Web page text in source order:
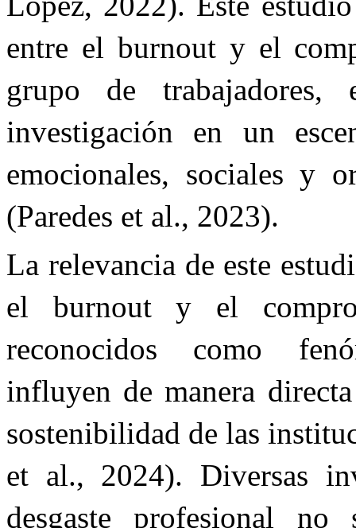
entre el burnout y el
grupo de trabajadores,
investigación en un
emocionales, sociales y
(Paredes et al., 2023).
La relevancia de este
el burnout y el
reconocidos como
influyen de manera
sostenibilidad de las
et al., 2024). Diversas
desgaste profesional